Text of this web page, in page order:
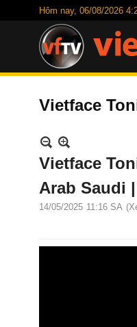
Hôm nay, 06/08/2026
Vietface
Vietface
Arab Saudi
14/05/2025 11:16 SA